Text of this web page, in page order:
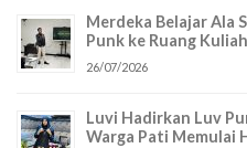
Merdeka Belajar Ala
Punk ke Ruang
26/07/2026
Luvi Hadirkan Luv
Warga Pati Memulai